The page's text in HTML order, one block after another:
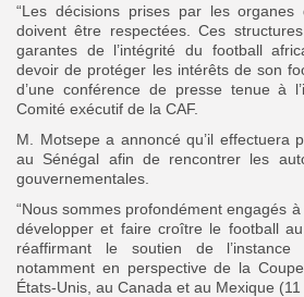
“Les décisions prises par les organes
doivent être respectées. Ces
garantes de l’intégrité du football
devoir de protéger les intérêts de son
d’une conférence de presse tenue à
Comité exécutif de la CAF.
M. Motsepe a annoncé qu’il effectuera
au Sénégal afin de rencontrer les
gouvernementales.
“Nous sommes profondément engagés
développer et faire croître le football au
réaffirmant le soutien de l’instance
notamment en perspective de la
États-Unis, au Canada et au Mexique (11